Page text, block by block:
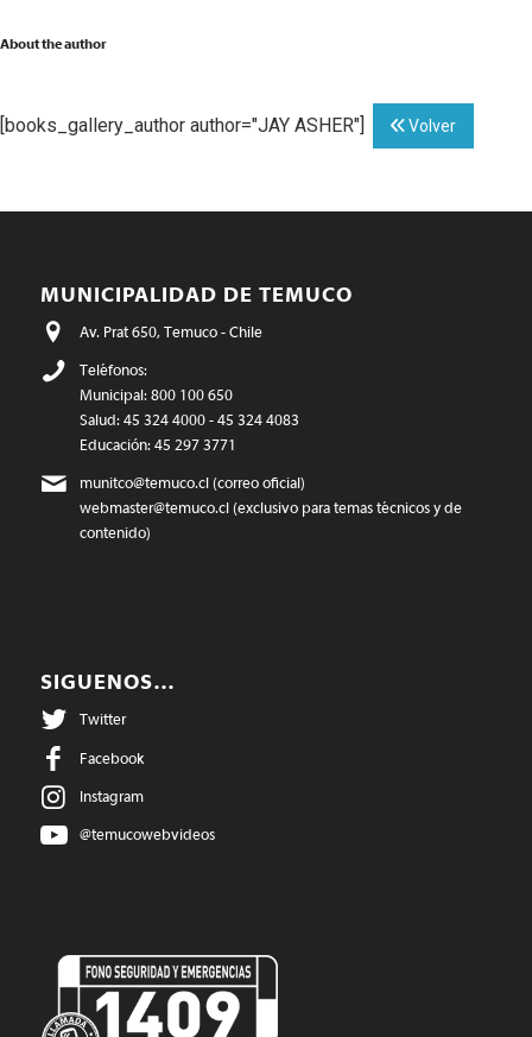
About the author
[books_gallery_author author="JAY ASHER"] Volver
MUNICIPALIDAD DE TEMUCO
Av. Prat 650, Temuco - Chile
Teléfonos:
Municipal: 800 100 650
Salud: 45 324 4000 - 45 324 4083
Educación: 45 297 3771
munitco@temuco.cl(correo oficial)
webmaster@temuco.cl(exclusivo para temas técnicos y de
contenido)
SIGUENOS…
Twitter
Facebook
Instagram
@temucowebvideos